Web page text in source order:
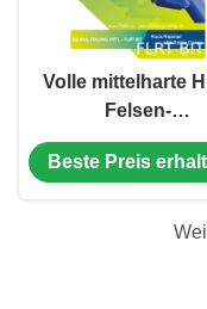
Volle mittelharte
Felsen-
Bohrwerkzeuge
HDD-Loch-
Trenchless
Beste Preis